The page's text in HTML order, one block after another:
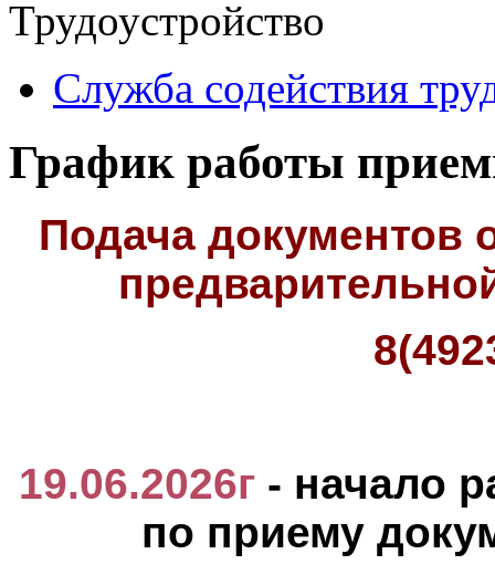
Трудоустройство
Cлужба содействия
График работы
Подача документов
19.06.2026г - начало
по приему